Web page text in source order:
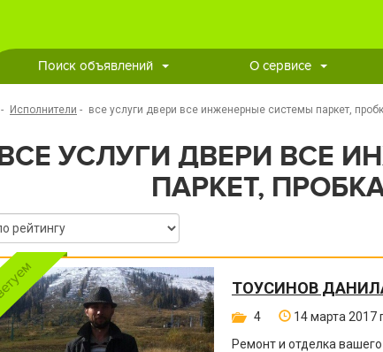
Поиск объявлений О сервисе
- Исполнители - все услуги двери все инженерные системы паркет,
ВСЕ УСЛУГИ ДВЕРИ ВСЕ
ПАРКЕТ,
ТОУСИНОВ
4 14 марта 2017
Ремонт и отделка